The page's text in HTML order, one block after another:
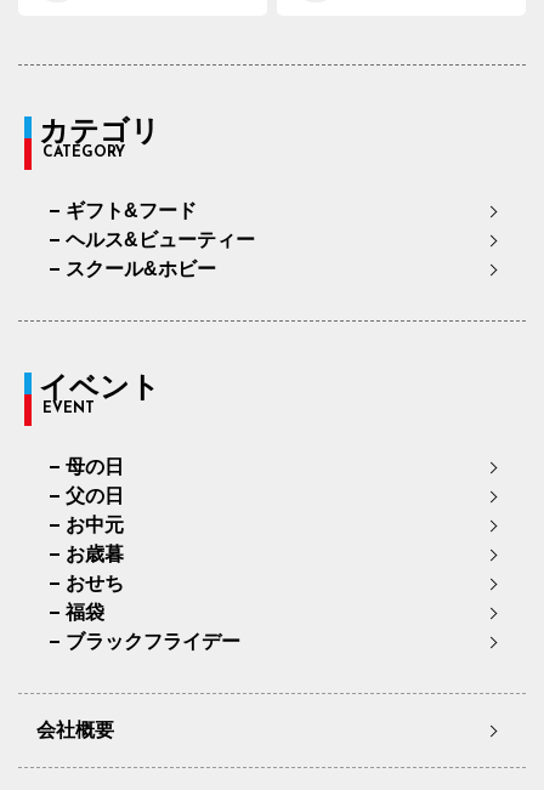
カテゴリ
CATEGORY
ギフト&フード
ヘルス&ビューティー
スクール&ホビー
イベント
EVENT
母の日
父の日
お中元
お歳暮
おせち
福袋
ブラックフライデー
会社概要